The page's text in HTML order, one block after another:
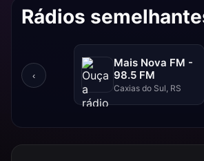
Rádios
‹
Mais Nova FM -
98.5 FM
Caxias do Sul, RS